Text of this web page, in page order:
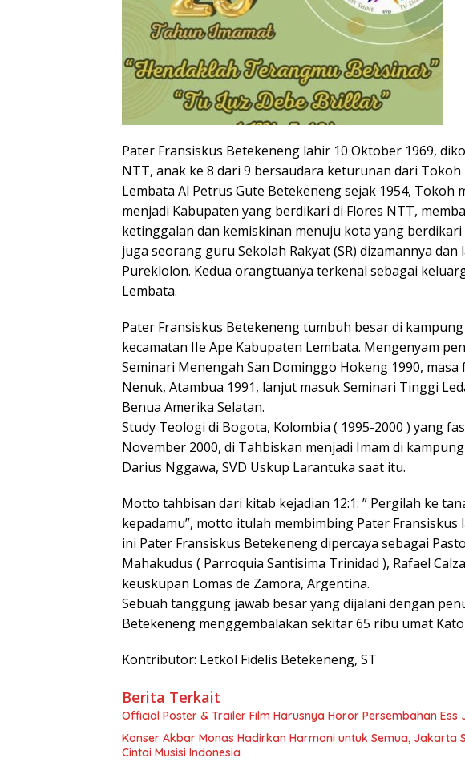
Pater Fransiskus Betekeneng lahir 10 Oktober 1969,
NTT, anak ke 8 dari 9 bersaudara keturunan dari
Lembata Al Petrus Gute Betekeneng sejak 1954, Tokoh
menjadi Kabupaten yang berdikari di Flores NTT,
ketinggalan dan kemiskinan menuju kota yang
juga seorang guru Sekolah Rakyat (SR) dizamannya
Pureklolon. Kedua orangtuanya terkenal sebagai
Lembata.
Pater Fransiskus Betekeneng tumbuh besar di
kecamatan IIe Ape Kabupaten Lembata. Mengenyam
Seminari Menengah San Dominggo Hokeng 1990,
Nenuk, Atambua 1991, lanjut masuk Seminari Tinggi
Benua Amerika Selatan.
Study Teologi di Bogota, Kolombia ( 1995-2000 ) yang
November 2000, di Tahbiskan menjadi Imam di
Darius Nggawa, SVD Uskup Larantuka saat itu.
Motto tahbisan dari kitab kejadian 12:1: ” Pergilah ke
kepadamu”, motto itulah membimbing Pater Fransiskus
ini Pater Fransiskus Betekeneng dipercaya sebagai
Mahakudus ( Parroquia Santisima Trinidad ), Rafael
keuskupan Lomas de Zamora, Argentina.
Sebuah tanggung jawab besar yang dijalani dengan
Betekeneng menggembalakan sekitar 65 ribu umat
Kontributor: Letkol Fidelis Betekeneng, ST
Berita Terkait
Official Poster & Trailer Film Harusnya Horor Persembahan Ess
Konser Akbar Monas Hadirkan Harmoni untuk Semua,
Cintai Musisi Indonesia